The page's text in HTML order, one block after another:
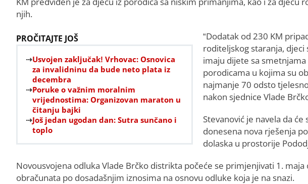
njih.
PROČITAJTE JOŠ
Usvojen zaključak! Vrhovac: Osnovica
za invalidninu da bude neto plata iz
decembra
Poruke o važnim moralnim
vrijednostima: Organizovan maraton u
čitanju bajki
Još jedan ugodan dan: Sutra sunčano i
toplo
“Dodatak od 230 KM
roditeljskog staranja,
imaju dijete sa
porodicama u kojima su
najmanje 70 odsto
nakon sjednice Vlade
Stevanović je navela da
donesena nova rješenja
dolaska u prostorije
Novousvojena odluka Vlade Brčko distrikta počeće se primjenjivati 1. maja
obračunata po dosadašnjim iznosima na osnovu odluke koja je na snazi.